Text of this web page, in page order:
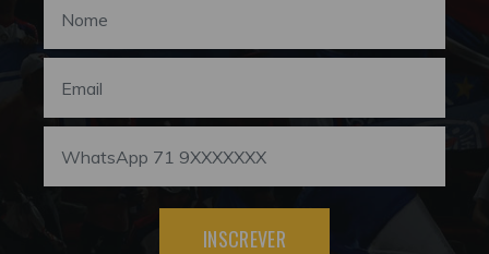
INSCREVER